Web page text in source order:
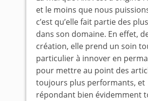
et le moins que nous
c’est qu’elle fait partie des
dans son domaine. En effet,
création, elle prend un soin
particulier à innover en
pour mettre au point des
toujours plus performants, et
répondant bien évidemment